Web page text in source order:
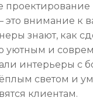
внимание к
знают, как
уютным и
интерьеры с
светом и
клиентам.